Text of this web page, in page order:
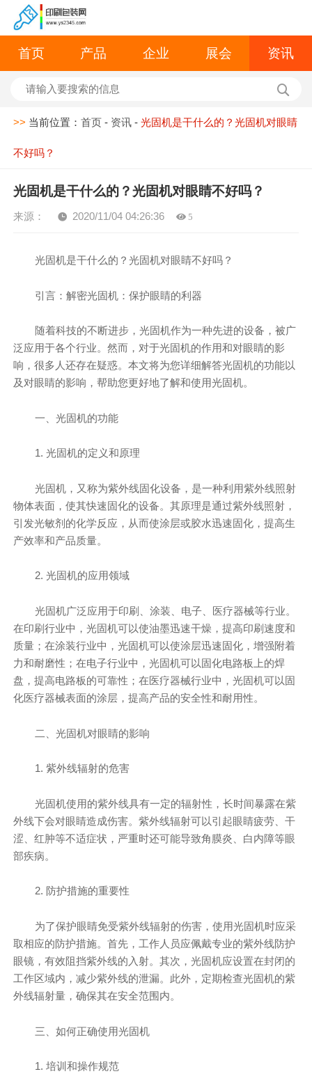
首页 产品 企业 展会 资讯
>> 当前位置：首页 - 资讯 -光固机是干什么的？光固机对眼睛
不好吗？
光固机是干什么的？光固机对眼睛不好吗？
来源： 2020/11/04 04:26:36 5
光固机是干什么的？光固机对眼睛不好吗？
引言：解密光固机：保护眼睛的利器
随着科技的不断进步，光固机作为一种先进的设备，被广
泛应用于各个行业。然而，对于光固机的作用和对眼睛的影
响，很多人还存在疑惑。本文将为您详细解答光固机的功能以
及对眼睛的影响，帮助您更好地了解和使用光固机。
一、光固机的功能
1. 光固机的定义和原理
光固机，又称为紫外线固化设备，是一种利用紫外线照射
物体表面，使其快速固化的设备。其原理是通过紫外线照射，
引发光敏剂的化学反应，从而使涂层或胶水迅速固化，提高生
产效率和产品质量。
2. 光固机的应用领域
光固机广泛应用于印刷、涂装、电子、医疗器械等行业。
在印刷行业中，光固机可以使油墨迅速干燥，提高印刷速度和
质量；在涂装行业中，光固机可以使涂层迅速固化，增强附着
力和耐磨性；在电子行业中，光固机可以固化电路板上的焊
盘，提高电路板的可靠性；在医疗器械行业中，光固机可以固
化医疗器械表面的涂层，提高产品的安全性和耐用性。
二、光固机对眼睛的影响
1. 紫外线辐射的危害
光固机使用的紫外线具有一定的辐射性，长时间暴露在紫
外线下会对眼睛造成伤害。紫外线辐射可以引起眼睛疲劳、干
涩、红肿等不适症状，严重时还可能导致角膜炎、白内障等眼
部疾病。
2. 防护措施的重要性
为了保护眼睛免受紫外线辐射的伤害，使用光固机时应采
取相应的防护措施。首先，工作人员应佩戴专业的紫外线防护
眼镜，有效阻挡紫外线的入射。其次，光固机应设置在封闭的
工作区域内，减少紫外线的泄漏。此外，定期检查光固机的紫
外线辐射量，确保其在安全范围内。
三、如何正确使用光固机
1. 培训和操作规范